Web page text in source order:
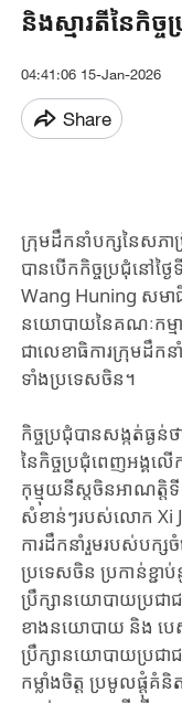
និងស្មារតីនៃកិច្ច
04:41:06 15-Jan-2026
Share
ក្រុម​ដឹកនាំ​បក្ស​នៃ​​សភ
បានបើកកិច្ចប្រជុំ​នៅ​ថ្
Wang Huning សមា
នយោបាយ​នៃ​គណៈកម្ម
ជាលេខាធិការ​ក្រុម​ដឹក
ទាំងប្រទេស​ចិន។
កិច្ចប្រជុំបានសង្កត់ធ្ងន់
នៃកិច្ចប្រជុំពេញអង្គល
កុម្មុយនីស្តចិនអាណត្តិ
សំខាន់ៗរបស់លោក Xi
ការដឹកនាំរួមរបស់បក្ស
ប្រទេស​ចិន ប្រកាន់ខ្ជ
ប្រឹក្សានយោបាយប្រជ
ខាងនយោបាយ និង បេស
ប្រឹក្សានយោបាយប្រជ
កម្លាំងចិត្ត ប្រមូលផ្តុំគំនិ